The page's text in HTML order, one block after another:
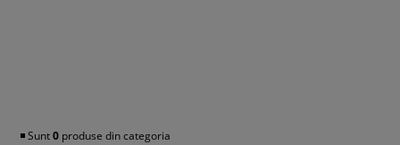
◾️ Sunt0 produse din categoria